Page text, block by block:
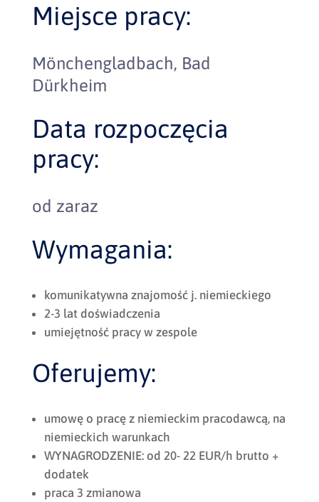
Miejsce pracy:
Mönchengladbach, Bad
Dürkheim
Data rozpoczęcia
pracy:
od zaraz
Wymagania:
komunikatywna znajomość j. niemieckiego
2-3 lat doświadczenia
umiejętność pracy w zespole
Oferujemy:
umowę o pracę z niemieckim pracodawcą, na
niemieckich warunkach
WYNAGRODZENIE: od 20- 22 EUR/h brutto +
dodatek
praca 3 zmianowa